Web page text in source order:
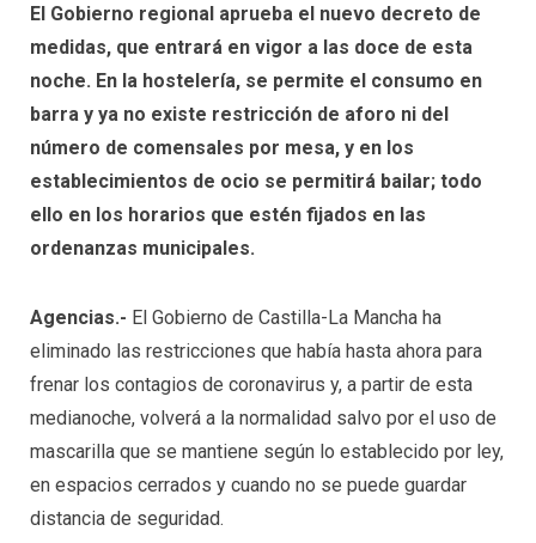
El Gobierno regional aprueba el nuevo decreto de
medidas, que entrará en vigor a las doce de esta
noche. En la hostelería, se permite el consumo en
barra y ya no existe restricción de aforo ni del
número de comensales por mesa, y en los
establecimientos de ocio se permitirá bailar; todo
ello en los horarios que estén fijados en las
ordenanzas municipales.
Agencias.- El Gobierno de Castilla-La Mancha ha
eliminado las restricciones que había hasta ahora para
frenar los contagios de coronavirus y, a partir de esta
medianoche, volverá a la normalidad salvo por el uso de
mascarilla que se mantiene según lo establecido por ley,
en espacios cerrados y cuando no se puede guardar
distancia de seguridad.